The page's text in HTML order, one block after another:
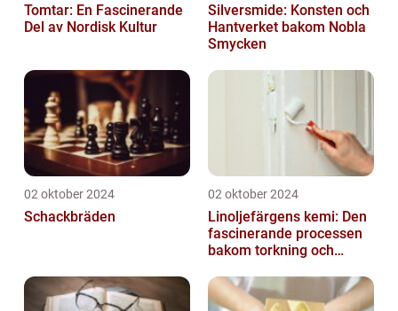
Tomtar: En Fascinerande
Del av Nordisk Kultur
Silversmide: Konsten och
Hantverket bakom Nobla
Smycken
02 oktober 2024
Schackbräden
02 oktober 2024
Linoljefärgens kemi: Den
fascinerande processen
bakom torkning och